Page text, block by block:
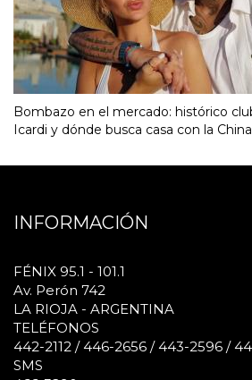
Bombazo en el mercado: histórico
Icardi y dónde busca casa con la
INFORMACIÓN
FÉNIX 95.1 - 101.1
Av. Perón 742
LA RIOJA - ARGENTINA
TELÉFONOS
442-2112 / 446-2656 / 443-2596 /
SMS